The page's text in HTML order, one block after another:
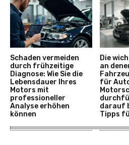
Schaden vermeiden
durch frühzeitige
Diagnose: Wie Sie die
Lebensdauer Ihres
Motors mit
professioneller
Analyse erhöhen
können
Die
an
für
darauf
Tipps